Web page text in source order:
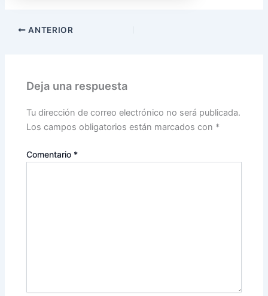
ANTERIOR
Deja una respuesta
Tu dirección de correo electrónico no será publicada.
Los campos obligatorios están marcados con *
Comentario *